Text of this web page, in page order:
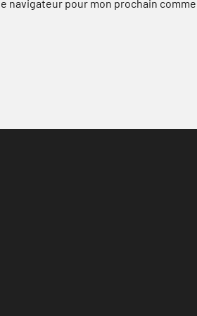
navigateur pour mon prochain